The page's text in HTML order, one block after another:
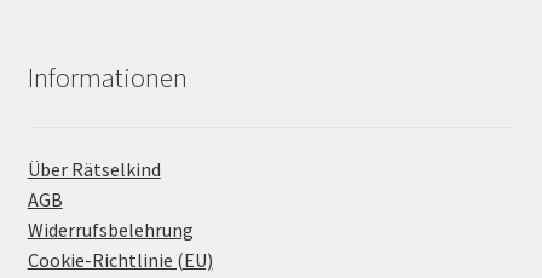
Informationen
Über Rätselkind
AGB
Widerrufsbelehrung
Cookie-Richtlinie (EU)